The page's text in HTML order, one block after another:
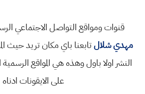
قنوات ومواقع التواصل الاجتماعي
مهدي شلالتابعنا باي مكان تريد حيث
النشر اولا باول وهذه هي المواقع
على الايقونات ادناه